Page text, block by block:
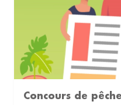
Concours de